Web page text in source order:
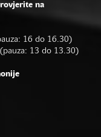
na
16 do 16.30)
13 do 13.30)